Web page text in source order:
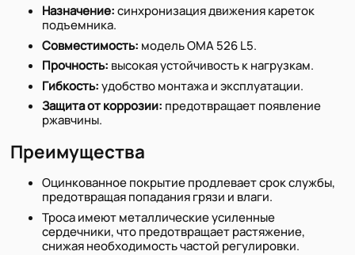
Назначение:синхронизация движения кареток
подъемника.
Совместимость: модель OMA 526 L5.
Прочность: высокая устойчивость к нагрузкам.
Гибкость:удобство монтажа и эксплуатации.
Защита от коррозии: предотвращает появление
ржавчины.
Преимущества
Оцинкованное покрытие продлевает срок службы,
предотвращая попадания грязи и влаги.
Троса имеют металлические усиленные
сердечники, что предотвращает растяжение,
снижая необходимость частой регулировки.